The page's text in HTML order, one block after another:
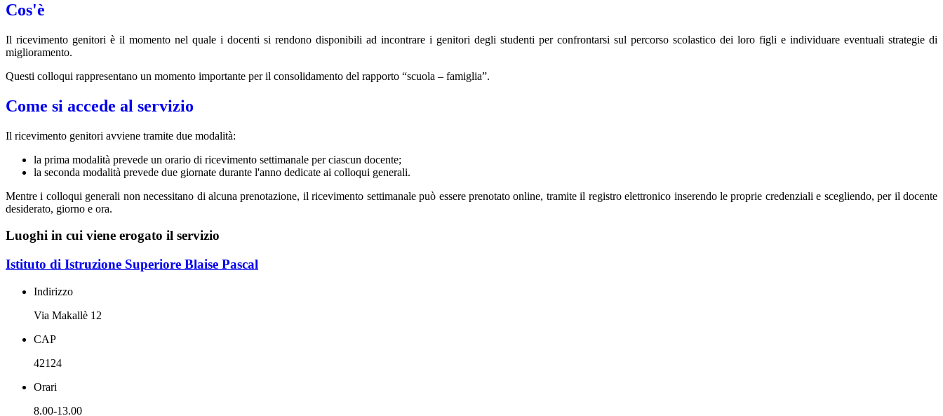
Cos'è
Il ricevimento genitori è il momento nel quale i docenti si rendono disponibili ad incontrare i genitori degli studenti per confrontarsi sul percorso scolastico dei loro figli e individuare eventuali strategie di
miglioramento.
Questi colloqui rappresentano un momento importante per il consolidamento del rapporto “scuola – famiglia”.
Come si accede al servizio
Il ricevimento genitori avviene tramite due modalità:
la prima modalità prevede un orario di ricevimento settimanale per ciascun docente;
la seconda modalità prevede due giornate durante l'anno dedicate ai colloqui generali.
Mentre i colloqui generali non necessitano di alcuna prenotazione, il ricevimento settimanale può essere prenotato online, tramite il registro elettronico inserendo le proprie credenziali e scegliendo, per il docente
desiderato, giorno e ora.
Luoghi in cui viene erogato il servizio
Istituto di Istruzione Superiore Blaise Pascal
Indirizzo
Via Makallè 12
CAP
42124
Orari
8.00-13.00